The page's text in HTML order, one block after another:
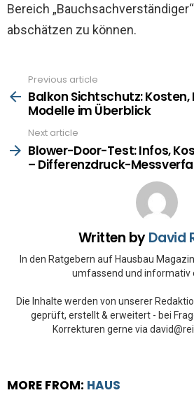
Bereich
abschätzen zu können.
more
Previous article
Balkon Sichtschutz:
Modelle im Überblick
Next article
Blower-Door-Test: Infos,
– Differenzdruck-
Written byDavid
In den Ratgebern auf Hausbau
umfassend und informativ
Die Inhalte werden von unserer
geprüft, erstellt & erweitert - bei
Korrekturen gerne via
MORE FROM: HAUS